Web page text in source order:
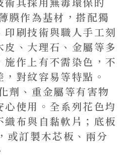
膜作為基材，搭配獨
印刷技術與職人手工刻
皮、大理石、金屬等多
施作上有不需染色，不
對紋容易等特點。
劑、重金屬等有害物
心使用。全系列花色均
織布與自黏軟片；底板
或訂製木芯板、兩分